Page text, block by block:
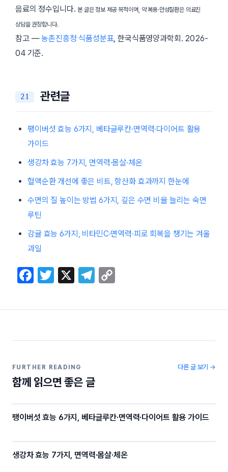
음료의 정수입니다.본 글은 정보 제공 목적이며, 약 복용·만성질환은 의료진
상담을 권장합니다.
참고 —농촌진흥청 식품성분표, 한국식품영양과학회. 2026-
04기준.
관련글
팽이버섯 효능 6가지, 베타글루칸·면역력·다이어트 활용
가이드
생강차 효능 7가지, 면역력·몸살·체온
혈액순환 개선에 좋은 비트, 항산화 효과까지 한눈에
수면의 질 높이는 방법 6가지, 깊은 수면 비율 늘리는 숙면
루틴
감귤 효능 6가지, 비타민C·면역력·피로 회복을 챙기는 겨울
과일
F
c
b
o
k
T
itt
X
T
e
a
p
Li
FURTHER READING
함께 읽으면 좋은 글
다른 글 보기 →
팽이버섯 효능 6가지, 베타글루칸·면역력·다이어트 활용 가이드
생강차 효능 7가지, 면역력·몸살·체온